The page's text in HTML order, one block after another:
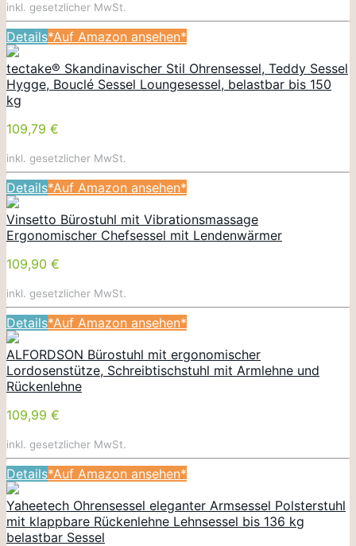
inkl. gesetzlicher MwSt.
Details*Auf Amazon ansehen*
tectake® Skandinavischer Stil Ohrensessel, Teddy Sessel
Hygge, Bouclé Sessel Loungesessel, belastbar bis 150
kg
109,79 €
inkl. gesetzlicher MwSt.
Details*Auf Amazon ansehen*
Vinsetto Bürostuhl mit Vibrationsmassage
Ergonomischer Chefsessel mit Lendenwärmer
109,90 €
inkl. gesetzlicher MwSt.
Details*Auf Amazon ansehen*
ALFORDSON Bürostuhl mit ergonomischer
Lordosenstütze, Schreibtischstuhl mit Armlehne und
Rückenlehne
109,99 €
inkl. gesetzlicher MwSt.
Details*Auf Amazon ansehen*
Yaheetech Ohrensessel eleganter Armsessel Polsterstuhl
mit klappbare Rückenlehne Lehnsessel bis 136 kg
belastbar Sessel